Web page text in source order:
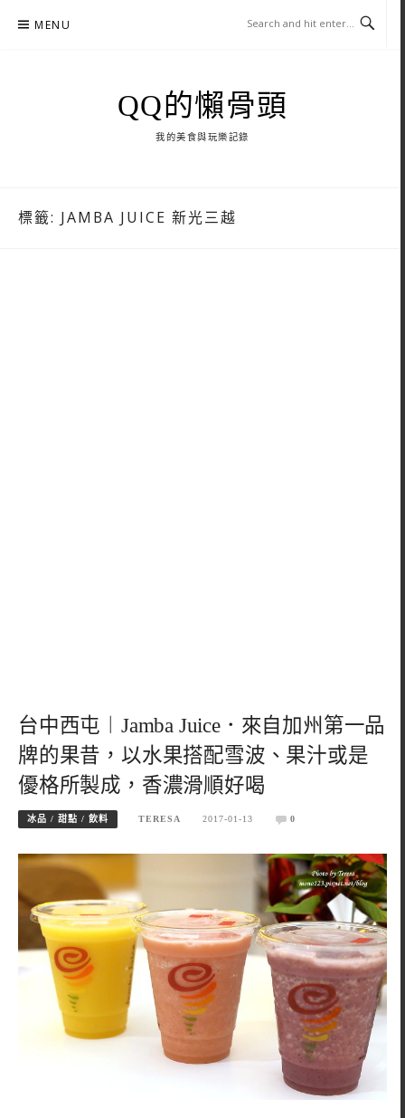
MENU
QQ的懶骨頭
我的美食與玩樂記錄
標籤: JAMBA JUICE 新光三越
台中西屯︱Jamba Juice．來自加州第一品
牌的果昔，以水果搭配雪波、果汁或是
優格所製成，香濃滑順好喝
冰品 / 甜點 / 飲料 TERESA 2017-01-13 0